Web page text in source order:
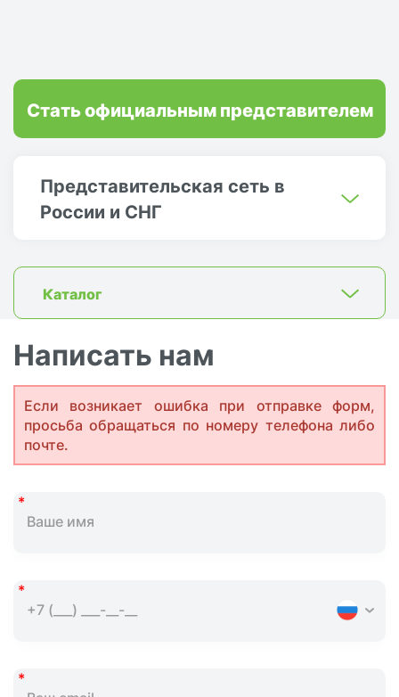
Представительская сеть в
России и СНГ
Стать официальным представителем
Каталог
Написать нам
Если возникает ошибка при отправке форм,
просьба обращаться по номеру телефона либо
почте.